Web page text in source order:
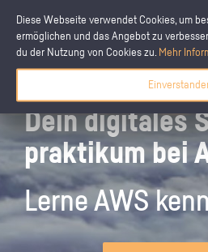
Diese Webseite verwendet Cookies, um
ermöglichen und das Angebot zu
du der Nutzung von Cookies zu. Mehr
Dein digitales
praktikum bei
Lerne AWS